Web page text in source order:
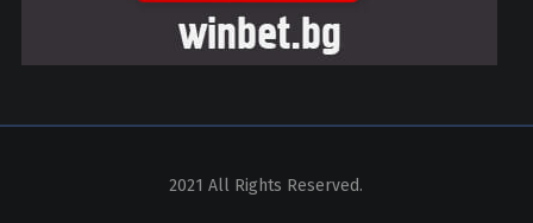
2021 All Rights Reserved.